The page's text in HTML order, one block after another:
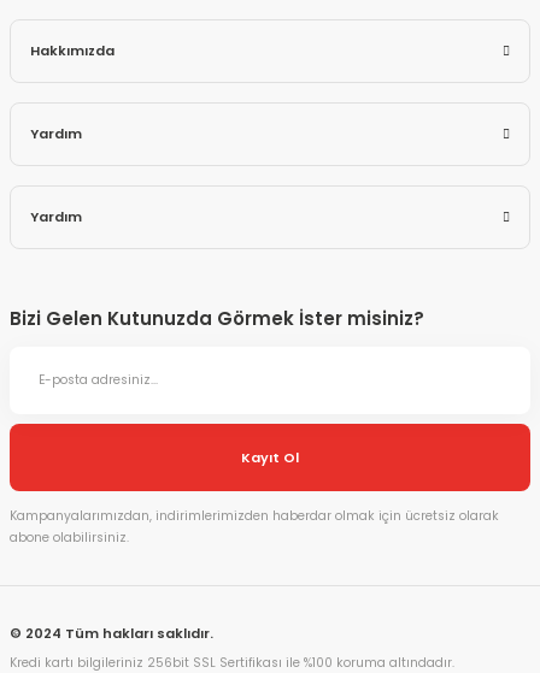
Hakkımızda
Yardım
Yardım
Bizi Gelen Kutunuzda Görmek İster misiniz?
Kayıt Ol
Kampanyalarımızdan, indirimlerimizden haberdar olmak için ücretsiz olarak
abone olabilirsiniz.
© 2024 Tüm hakları saklıdır.
Kredi kartı bilgileriniz 256bit SSL Sertifikası ile %100 koruma altındadır.